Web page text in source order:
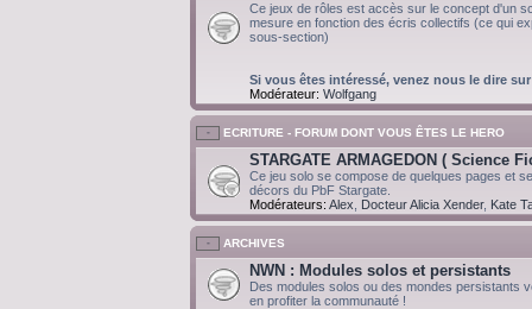
Ce jeux de rôles est accès sur le concept d'un
mesure en fonction des écris collectifs (ce qui
sous-section)
Si vous êtes intéressé, venez nous le dire sur
Modérateur: Wolfgang
ECRITURE - FORUM DONT VOUS ÊTES LE HERO
STARGATE ARMAGEDON ( Science
Ce jeu solo se compose de quelques pages et
décors du PbF Stargate.
Modérateurs: Alex Docteur Alicia Xender, Kate
ARCHIVES
NWN : Modules solos et persistants
Des modules solos ou des mondes persistants
en profiter la communauté !